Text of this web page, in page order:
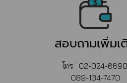
สอบถามเพิ่มเ
โทร : 02-024-
089-134-7470